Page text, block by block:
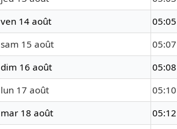
ven 14 août
05:05
sam 15 août
05:07
dim 16 août
05:08
lun 17 août
05:10
mar 18 août
05:12